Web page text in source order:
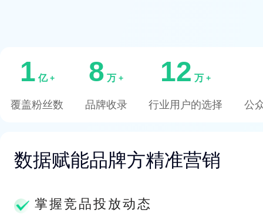
1 亿 +
覆盖粉丝数
8 万 +
品牌收录
12 万 +
行业用户的选择 公
数据赋能品牌方精准营销
掌握竞品投放动态